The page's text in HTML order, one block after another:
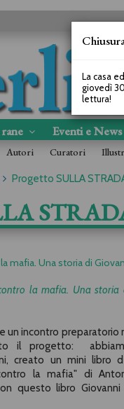
Eventi e News
Autori Curatori
Progetto SULLA
mafia. Una storia di
la mafia. Una storia
un incontro preparatorio
il progetto:
creato un mini libro
la mafia" di
questo libro Giovanni
La casa
giovedì
lettura!